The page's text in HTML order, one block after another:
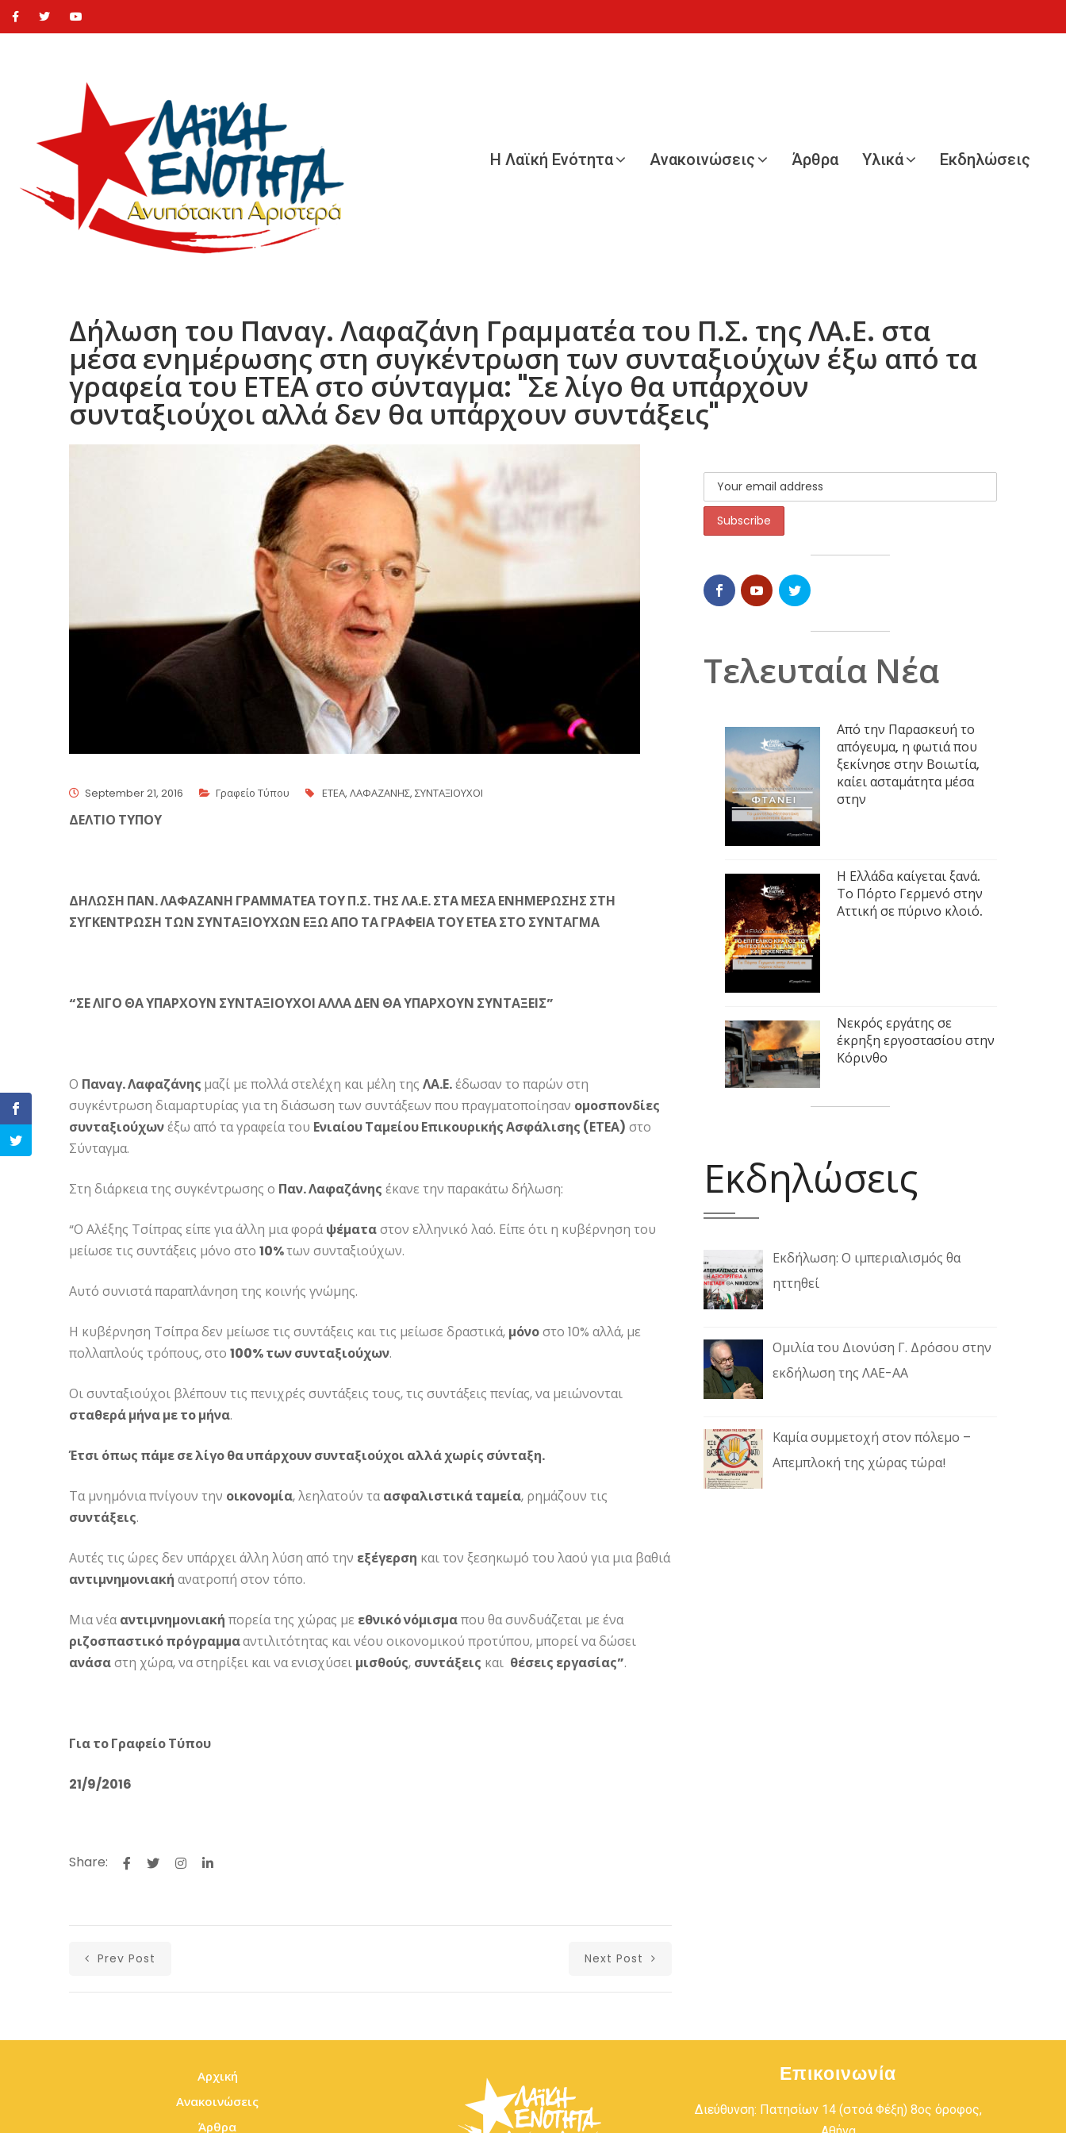
Η Λαϊκή Ενότητα Ανακοινώσεις Άρθρα Υλικά Εκδηλώσεις
Δήλωση του Παναγ. Λαφαζάνη Γραμματέα του Π.Σ. της ΛΑ.Ε. στα
μέσα ενημέρωσης στη συγκέντρωση των συνταξιούχων έξω από τα
γραφεία του ΕΤΕΑ στο σύνταγμα: "Σε λίγο θα υπάρχουν
συνταξιούχοι αλλά δεν θα υπάρχουν συντάξεις"
September 21, 2016 Γραφείο Τύπου ΕΤΕΑ, ΛΑΦΑΖΑΝΗΣ, ΣΥΝΤΑΞΙΟΥΧΟΙ
ΔΕΛΤΙΟ ΤΥΠΟΥ
ΔΗΛΩΣΗ ΠΑΝ. ΛΑΦΑΖΑΝΗ ΓΡΑΜΜΑΤΕΑ ΤΟΥ Π.Σ. ΤΗΣ ΛΑ.Ε. ΣΤΑ ΜΕΣΑ ΕΝΗΜΕΡΩΣΗΣ ΣΤΗ
ΣΥΓΚΕΝΤΡΩΣΗ ΤΩΝ ΣΥΝΤΑΞΙΟΥΧΩΝ ΕΞΩ ΑΠΟ ΤΑ ΓΡΑΦΕΙΑ ΤΟΥ ΕΤΕΑ ΣΤΟ ΣΥΝΤΑΓΜΑ
“ΣΕ ΛΙΓΟ ΘΑ ΥΠΑΡΧΟΥΝ ΣΥΝΤΑΞΙΟΥΧΟΙ ΑΛΛΑ ΔΕΝ ΘΑ ΥΠΑΡΧΟΥΝ ΣΥΝΤΑΞΕΙΣ”
Ο Παναγ. Λαφαζάνης μαζί με πολλά στελέχη και μέλη της ΛΑ.Ε.έδωσαν το παρών στη
συγκέντρωση διαμαρτυρίας για τη διάσωση των συντάξεων που πραγματοποίησαν ομοσπονδίες
συνταξιούχωνέξω από τα γραφεία του Ενιαίου Ταμείου Επικουρικής Ασφάλισης (ΕΤΕΑ) στο
Σύνταγμα.
Στη διάρκεια της συγκέντρωσης ο Παν. Λαφαζάνης έκανε την παρακάτω δήλωση:
“Ο Αλέξης Τσίπρας είπε για άλλη μια φοράψέματαστον ελληνικό λαό. Είπε ότι η κυβέρνηση του
μείωσε τις συντάξεις μόνο στο 10%των συνταξιούχων.
Αυτό συνιστά παραπλάνηση της κοινής γνώμης.
Η κυβέρνηση Τσίπρα δεν μείωσε τις συντάξεις και τις μείωσε δραστικά, μόνοστο 10% αλλά, με
πολλαπλούς τρόπους, στο 100% των συνταξιούχων.
Οι συνταξιούχοι βλέπουν τις πενιχρές συντάξεις τους, τις συντάξεις πενίας, να μειώνονται
σταθερά μήνα με το μήνα.
Έτσι όπως πάμε σε λίγο θα υπάρχουν συνταξιούχοι αλλά χωρίς σύνταξη.
Τα μνημόνια πνίγουν την οικονομία, λεηλατούν ταασφαλιστικά ταμεία, ρημάζουν τις
συντάξεις.
Αυτές τις ώρες δεν υπάρχει άλλη λύση από την εξέγερση και τον ξεσηκωμό του λαού για μια βαθιά
αντιμνημονιακή ανατροπή στον τόπο.
Μια νέααντιμνημονιακή πορεία της χώρας με εθνικό νόμισμαπου θα συνδυάζεται με ένα
ριζοσπαστικό πρόγραμμααντιλιτότητας και νέου οικονομικού προτύπου, μπορεί να δώσει
ανάσαστη χώρα, να στηρίξει και να ενισχύσει μισθούς, συντάξεις και θέσεις εργασίας”.
Για το Γραφείο Τύπου
21/9/2016
Share:
Prev Post Next Post
Τελευταία Νέα
Από την Παρασκευή το
απόγευμα, η φωτιά που
ξεκίνησε στην Βοιωτία,
καίει ασταμάτητα μέσα
στην
Η Ελλάδα καίγεται ξανά.
Το Πόρτο Γερμενό στην
Αττική σε πύρινο κλοιό.
Νεκρός εργάτης σε
έκρηξη εργοστασίου στην
Κόρινθο
Εκδηλώσεις
Εκδήλωση: Ο ιμπεριαλισμός θα
ηττηθεί
Ομιλία του Διονύση Γ. Δρόσου στην
εκδήλωση της ΛΑΕ-ΑΑ
Καμία συμμετοχή στον πόλεμο –
Απεμπλοκή της χώρας τώρα!
Αρχική
Ανακοινώσεις
Άρθρα
Επικοινωνία
Διεύθυνση: Πατησίων 14 (στοά Φέξη) 8ος όροφος,